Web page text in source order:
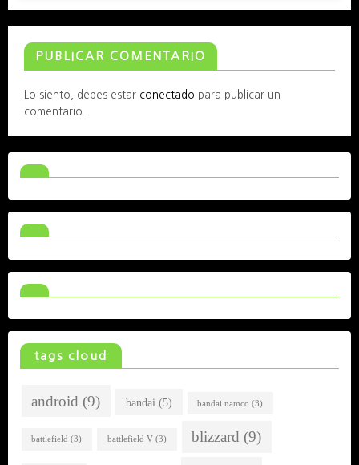
PUBLICAR COMENTARIO
Lo siento, debes estar conectado para publicar un
comentario.
tags cloud
android (9) bandai (5) bandai namco (3)
battlefield (3) battlefield V(3) blizzard (9)